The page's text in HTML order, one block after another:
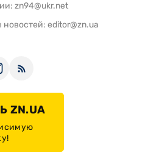
zn94@ukr.net
новостей: editor@zn.ua
ZN.UA